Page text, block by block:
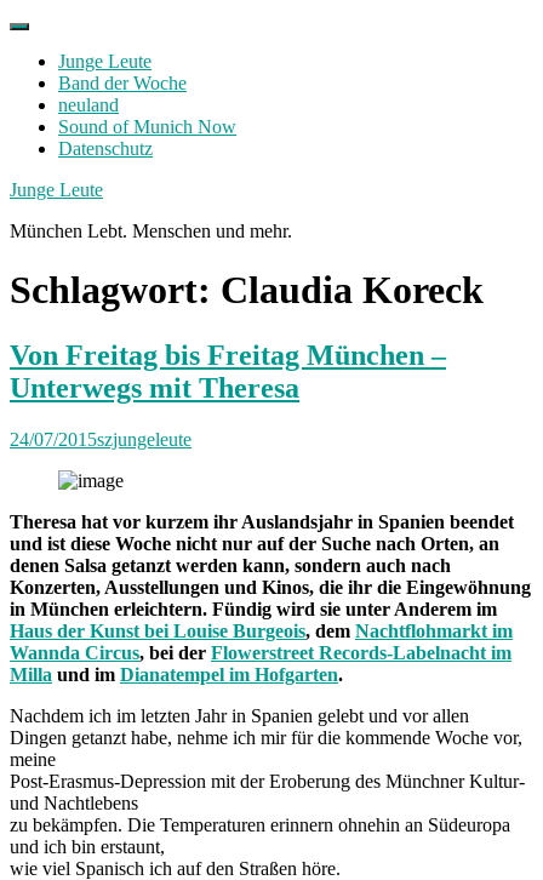
Skip
contentJunge Leute
Band der Woche
neuland
Sound of Munich Now
Datenschutz
Facebook
Twitter
Instagram
Junge Leute
München Lebt. Menschen und mehr.
Schlagwort: Claudia Koreck
Von Freitag bis Freitag München –
Unterwegs mit Theresa
24/07/2015szjungeleute
Theresa hat vor kurzem ihr Auslandsjahr in Spanien beendet
und ist diese Woche nicht nur auf der Suche nach Orten, an
denen Salsa getanzt werden kann, sondern auch nach
Konzerten, Ausstellungen und Kinos, die ihr die Eingewöhnung
in München erleichtern. Fündig wird sie unter Anderem im
Haus der Kunst bei Louise Burgeois, dem Nachtflohmarkt im
Wannda Circus, bei der Flowerstreet Records-Labelnacht im
Milla und im Dianatempel im Hofgarten.
Nachdem ich im letzten Jahr in Spanien gelebt und vor allen
Dingen getanzt habe, nehme ich mir für die kommende Woche vor,
meine
Post-Erasmus-Depression mit der Eroberung des Münchner Kultur-
und Nachtlebens
zu bekämpfen. Die Temperaturen erinnern ohnehin an Südeuropa
und ich bin erstaunt,
wie viel Spanisch ich auf den Straßen höre.